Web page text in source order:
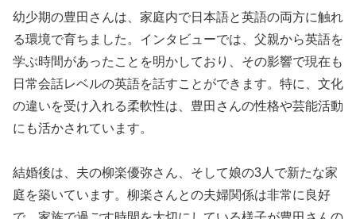
幼少期の豊田さんは、家庭内で日本語と英語の両方に触れ
る環境で育ちました。インタビューでは、父親から英語を
学ぶ時間があったことを明かしており、その影響で現在も
日常会話レベルの英語を話すことができます。特に、文化
の違いを受け入れる柔軟性は、豊田さんの性格や芸能活動
にも活かされています。
結婚後は、夫の柳楽優弥さん、そして娘の3人で新たな家
庭を築いています。柳楽さんとの夫婦関係は非常に良好